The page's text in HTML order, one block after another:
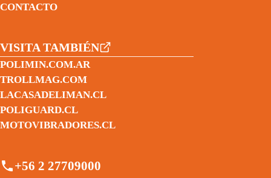
CONTACTO
VISITA TAMBIÉN
POLIMIN.COM.AR
TROLLMAG.COM
LACASADELIMAN.CL
POLIGUARD.CL
MOTOVIBRADORES.CL
+56 2 27709000